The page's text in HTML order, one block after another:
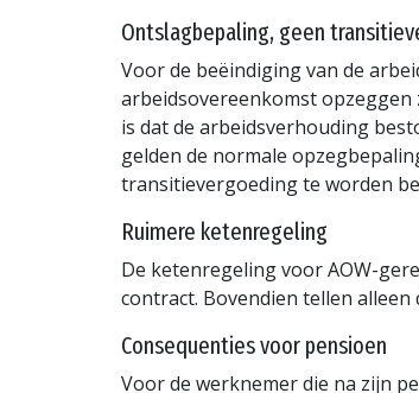
Ontslagbepaling, geen
Voor de beëindiging van de
arbeidsovereenkomst
is dat de arbeidsverhouding
gelden de normale
transitievergoeding te worden
Ruimere ketenregeling
De ketenregeling voor AOW-
contract. Bovendien tellen
Consequenties voor pensioen
Voor de werknemer die na zijn